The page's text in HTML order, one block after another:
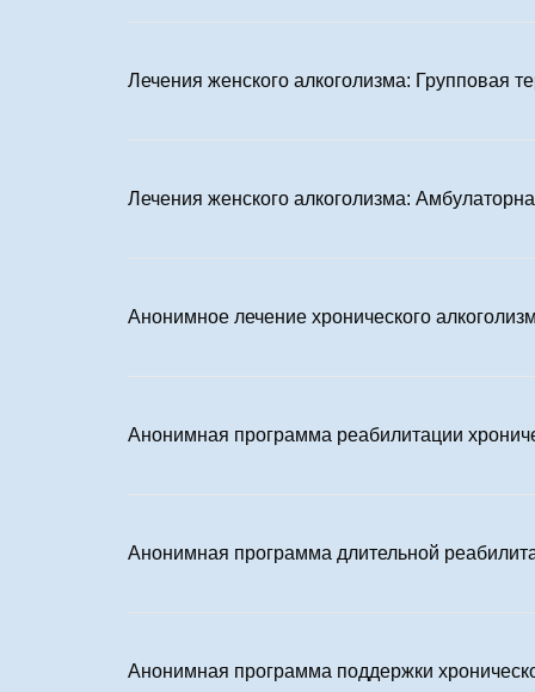
Лечения женского алкоголизма: Групповая
Лечения женского алкоголизма:
Анонимное лечение хронического
Анонимная программа реабилитации
Анонимная программа длительной
Анонимная программа поддержки